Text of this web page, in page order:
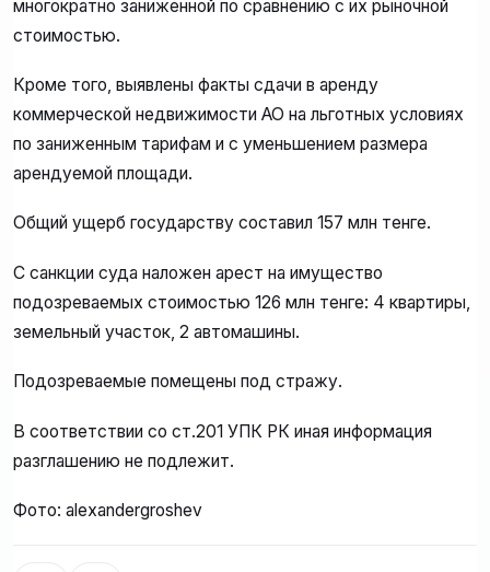
многократно заниженной по сравнению с их рыночной
стоимостью.
Кроме того, выявлены факты сдачи в аренду
коммерческой недвижимости АО на льготных условиях
по заниженным тарифам и с уменьшением размера
арендуемой площади.
Общий ущерб государству составил 157 млн тенге.
С санкции суда наложен арест на имущество
подозреваемых стоимостью 126 млн тенге: 4 квартиры,
земельный участок, 2 автомашины.
Подозреваемые помещены под стражу.
В соответствии со ст.201 УПК РК иная информация
разглашению не подлежит.
Фото: alexandergroshev